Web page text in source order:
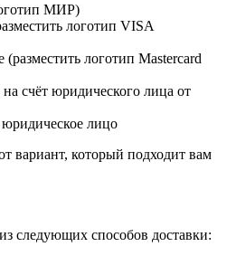
МИР)
логотип VISA
логотип Mastercard
счёт юридического лица от
юридическое лицо
вариант, который подходит вам
следующих способов доставки: